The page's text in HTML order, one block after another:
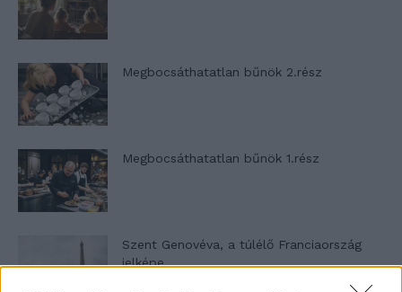
Megbocsáthatatlan bűnök 2.rész
Megbocsáthatatlan bűnök 1.rész
Szent Genovéva, a túlélő Franciaország
jelképe